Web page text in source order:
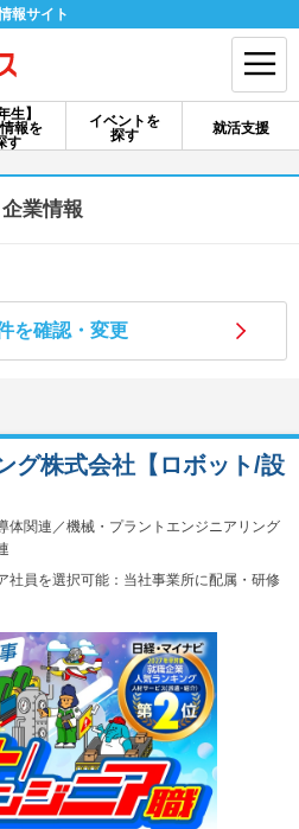
報サイト
生】
報を
す
イベントを
探す
就活支援
ログイン
会員ID・パスワードを忘れた方はこちら
【4年生】
【1～3年生】
スカウト お知らせ
就活コラム
就活チャンネル
動画で対策講座をチェック
よくある質問
不明点があればこちら
業情報
を確認・変更
体関連／機械・プラントエンジニアリング
社員を選択可能：当社事業所に配属・研修
グ株式会社【ロボット/設